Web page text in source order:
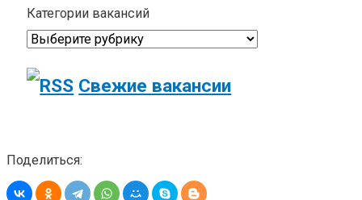
Категории вакансий
Свежие вакансии
Поделиться: